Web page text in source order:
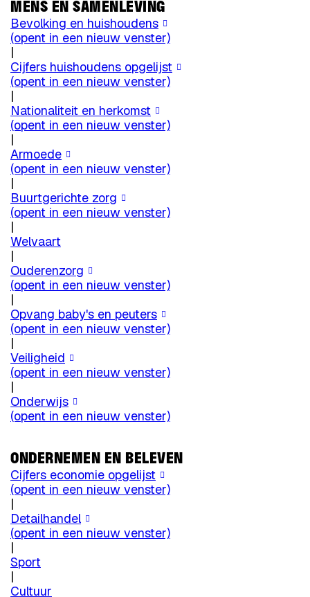
MENS EN SAMENLEVING
Bevolking en huishoudens
(opent in een nieuw venster)
|
Cijfers huishoudens opgelijst
(opent in een nieuw venster)
|
Nationaliteit en herkomst
(opent in een nieuw venster)
|
Armoede
(opent in een nieuw venster)
|
Buurtgerichte zorg
(opent in een nieuw venster)
|
Welvaart
|
Ouderenzorg
(opent in een nieuw venster)
|
Opvang baby's en peuters
(opent in een nieuw venster)
|
Veiligheid
(opent in een nieuw venster)
|
Onderwijs
(opent in een nieuw venster)
ONDERNEMEN EN BELEVEN
Cijfers economie opgelijst
(opent in een nieuw venster)
|
Detailhandel
(opent in een nieuw venster)
|
Sport
|
Cultuur